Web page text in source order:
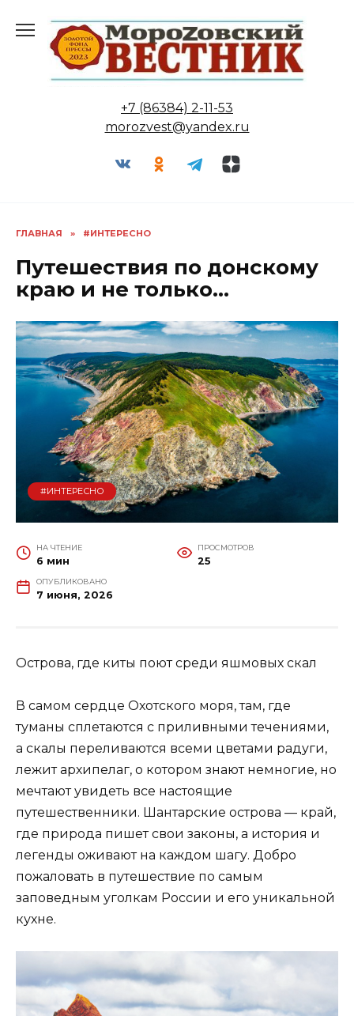
содержанию
+7 (86384) 2-11-53
morozvest@yandex.ru
ГЛАВНАЯ » #ИНТЕРЕСНО
Путешествия по донскому
краю и не только…
#ИНТЕРЕСНО
НА ЧТЕНИЕ
6 мин
ПРОСМОТРОВ
25
ОПУБЛИКОВАНО
7 июня, 2026
Острова, где киты поют среди яшмовых скал
В самом сердце Охотского моря, там, где
туманы сплетаются с приливными течениями,
а скалы переливаются всеми цветами радуги,
лежит архипелаг, о котором знают немногие, но
мечтают увидеть все настоящие
путешественники. Шантарские острова — край,
где природа пишет свои законы, а история и
легенды оживают на каждом шагу. Добро
пожаловать в путешествие по самым
заповедным уголкам России и его уникальной
кухне.